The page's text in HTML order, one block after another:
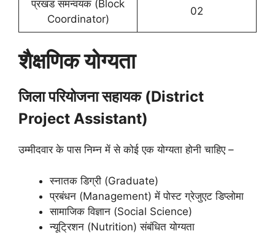
प्रखंड समन्वयक (Block
Coordinator)
02
शैक्षणिक योग्यता
जिला परियोजना सहायक (District
Project Assistant)
उम्मीदवार के पास निम्न में से कोई एक योग्यता होनी चाहिए –
स्नातक डिग्री (Graduate)
प्रबंधन (Management) में पोस्ट ग्रेजुएट डिप्लोमा
सामाजिक विज्ञान (Social Science)
न्यूट्रिशन (Nutrition) संबंधित योग्यता